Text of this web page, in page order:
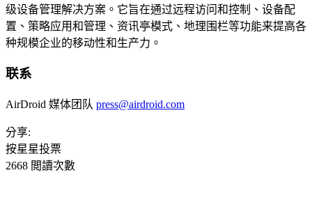
级设备管理解决方案。它旨在通过远程访问和控制、设备配
置、策略应用和管理、资讯亭模式、地理围栏等功能来提高各
种规模企业的移动性和生产力。
联系
AirDroid 媒体团队 press@airdroid.com
分享:
按星星投票
2668 閲讀次數